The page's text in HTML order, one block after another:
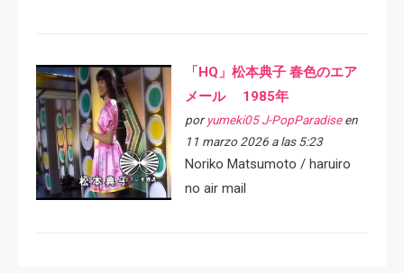
「HQ」松本典子 春色のエア
メール 1985年
por yumeki05 J-PopParadiseen
11 marzo 2026 a las 5:23
Noriko Matsumoto / haruiro
no air mail